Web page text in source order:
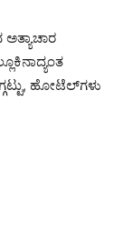
ಹೋಟೆಲ್‌ಗಳು